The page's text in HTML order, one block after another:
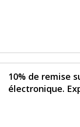
10% de remise
électronique.